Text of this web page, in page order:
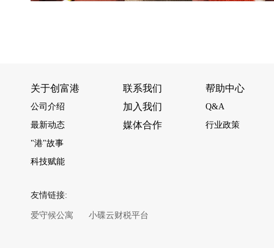
关于创富港
公司介绍
最新动态
"港"故事
科技赋能
联系我们
加入我们
媒体合作
帮助中心
Q&A
行业政策
友情链接:
爱守候公寓 小碟云财税平台